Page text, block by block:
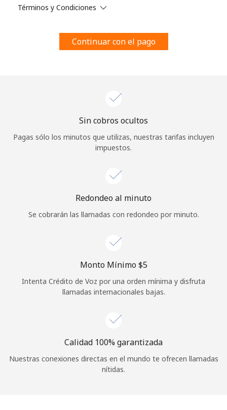
Al abrir una cuenta en este sitio web, estoy de acuerdo con
¡Hola!
REGÍSTRATE →
Términos y Condiciones
Continuar con el pago
Sin cobros ocultos
Pagas sólo los minutos que utilizas, nuestras tarifas incluyen
impuestos.
Redondeo al minuto
Se cobrarán las llamadas con redondeo por minuto.
Monto Mínimo ⁦$5⁩
Intenta Crédito de Voz por una orden mínima y disfruta
llamadas internacionales bajas.
Calidad 100% garantizada
Nuestras conexiones directas en el mundo te ofrecen llamadas
nítidas.